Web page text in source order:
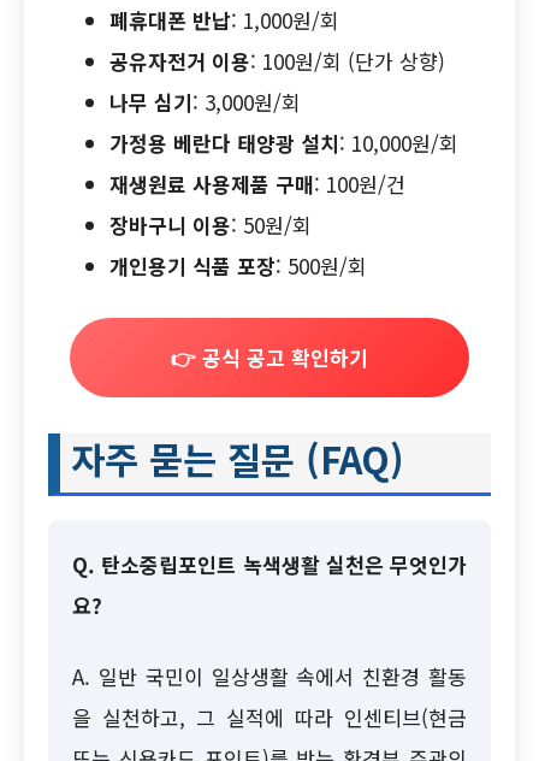
폐휴대폰 반납: 1,000원/회
공유자전거 이용: 100원/회 (단가 상향)
나무 심기: 3,000원/회
가정용 베란다 태양광 설치: 10,000원/회
재생원료 사용제품 구매: 100원/건
장바구니 이용: 50원/회
개인용기 식품 포장: 500원/회
👉 공식 공고 확인하기
자주 묻는 질문 (FAQ)
Q. 탄소중립포인트 녹색생활 실천은 무엇인가
요?
A. 일반 국민이 일상생활 속에서 친환경 활동
을 실천하고, 그 실적에 따라 인센티브(현금